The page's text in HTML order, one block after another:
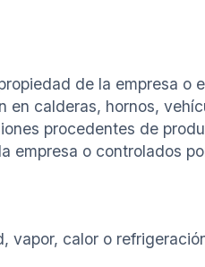
de la empresa o
en calderas, hornos,
procedentes de
empresa o controlados
vapor, calor o